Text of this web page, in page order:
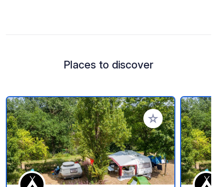
Places to discover
Add to your